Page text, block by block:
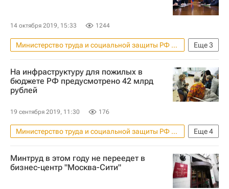
14 октября 2019, 15:33 1244
Еще3
Министерство труда и социальной защиты РФ (Минтруд России)
Максим Топилин
Жилье Ипотека
На инфраструктуру для пожилых в
бюджете РФ предусмотрено 42 млрд
рублей
19 сентября 2019, 11:30 176
Еще4
Министерство труда и социальной защиты РФ (Минтруд России)
Татьяна Голикова
Минтруд в этом году не переедет в
бизнес-центр "Москва-Сити"